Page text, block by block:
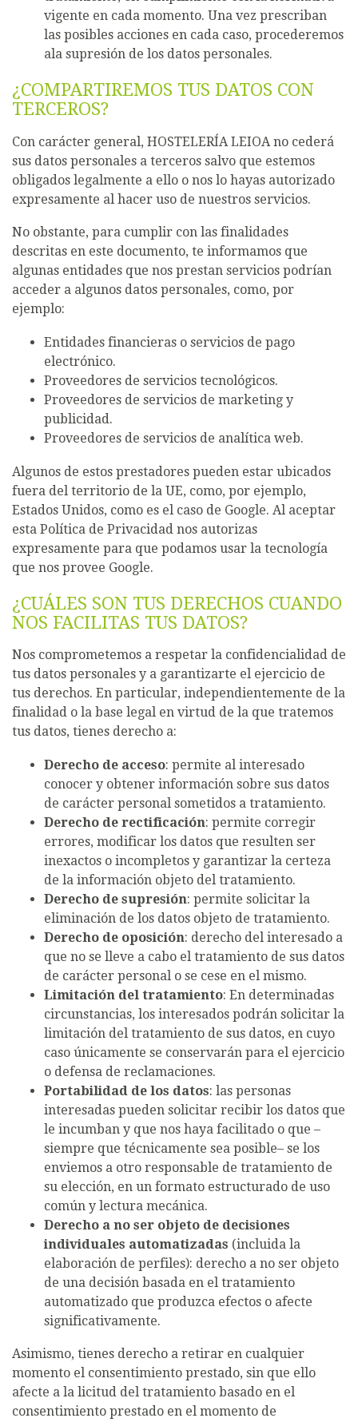
vigente en cada momento. Una vez prescriban
las posibles acciones en cada caso, procederemos
ala supresión de los datos personales.
¿COMPARTIREMOS TUS DATOS CON
TERCEROS?
Con carácter general, HOSTELERÍA LEIOA no cederá
sus datos personales a terceros salvo que estemos
obligados legalmente a ello o nos lo hayas autorizado
expresamente al hacer uso de nuestros servicios.
No obstante, para cumplir con las finalidades
descritas en este documento, te informamos que
algunas entidades que nos prestan servicios podrían
acceder a algunos datos personales, como, por
ejemplo:
Entidades financieras o servicios de pago
electrónico.
Proveedores de servicios tecnológicos.
Proveedores de servicios de marketing y
publicidad.
Proveedores de servicios de analítica web.
Algunos de estos prestadores pueden estar ubicados
fuera del territorio de la UE, como, por ejemplo,
Estados Unidos, como es el caso de Google. Al aceptar
esta Política de Privacidad nos autorizas
expresamente para que podamos usar la tecnología
que nos provee Google.
¿CUÁLES SON TUS DERECHOS CUANDO
NOS FACILITAS TUS DATOS?
Nos comprometemos a respetar la confidencialidad de
tus datos personales y a garantizarte el ejercicio de
tus derechos. En particular, independientemente de la
finalidad o la base legal en virtud de la que tratemos
tus datos, tienes derecho a:
Derecho de acceso: permite al interesado
conocer y obtener información sobre sus datos
de carácter personal sometidos a tratamiento.
Derecho de rectificación: permite corregir
errores, modificar los datos que resulten ser
inexactos o incompletos y garantizar la certeza
de la información objeto del tratamiento.
Derecho de supresión: permite solicitar la
eliminación de los datos objeto de tratamiento.
Derecho de oposición: derecho del interesado a
que no se lleve a cabo el tratamiento de sus datos
de carácter personal o se cese en el mismo.
Limitación del tratamiento: En determinadas
circunstancias, los interesados podrán solicitar la
limitación del tratamiento de sus datos, en cuyo
caso únicamente se conservarán para el ejercicio
o defensa de reclamaciones.
Portabilidad de los datos: las personas
interesadas pueden solicitar recibir los datos que
le incumban y que nos haya facilitado o que –
siempre que técnicamente sea posible– se los
enviemos a otro responsable de tratamiento de
su elección, en un formato estructurado de uso
común y lectura mecánica.
Derecho a no ser objeto de decisiones
individuales automatizadas (incluida la
elaboración de perfiles): derecho a no ser objeto
de una decisión basada en el tratamiento
automatizado que produzca efectos o afecte
significativamente.
Asimismo, tienes derecho a retirar en cualquier
momento el consentimiento prestado, sin que ello
afecte a la licitud del tratamiento basado en el
consentimiento prestado en el momento de